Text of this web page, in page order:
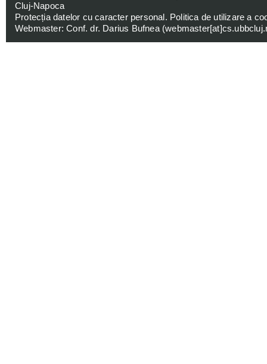
Cluj-Napoca
Protecția datelor cu caracter personal. Politica de utilizare a
Webmaster: Conf. dr. Darius Bufnea (